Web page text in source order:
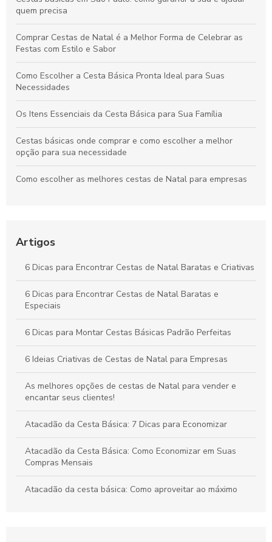
quem precisa
Comprar Cestas de Natal é a Melhor Forma de Celebrar as
Festas com Estilo e Sabor
Como Escolher a Cesta Básica Pronta Ideal para Suas
Necessidades
Os Itens Essenciais da Cesta Básica para Sua Família
Cestas básicas onde comprar e como escolher a melhor
opção para sua necessidade
Como escolher as melhores cestas de Natal para empresas
Como Comprar Cestas Básicas Online com Segurança e
Cestas básicas SP como escolha ideal para a sua
alimentação
Artigos
6 Dicas para Encontrar Cestas de Natal Baratas e Criativas
6 Dicas para Encontrar Cestas de Natal Baratas e
Especiais
6 Dicas para Montar Cestas Básicas Padrão Perfeitas
6 Ideias Criativas de Cestas de Natal para Empresas
As melhores opções de cestas de Natal para vender e
encantar seus clientes!
Atacadão da Cesta Básica: 7 Dicas para Economizar
Atacadão da Cesta Básica: Como Economizar em Suas
Compras Mensais
Atacadão da cesta básica: Como aproveitar ao máximo